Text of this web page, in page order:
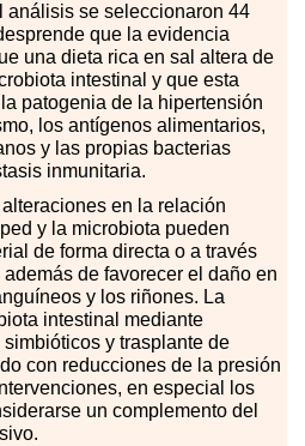
análisis se seleccionaron 44
que la evidencia
una dieta rica en sal altera de
intestinal y que esta
patogenia de la hipertensión
los antígenos alimentarios,
y las propias bacterias
inmunitaria.
alteraciones en la relación
y la microbiota pueden
de forma directa o a través
de favorecer el daño en
y los riñones. La
intestinal mediante
y trasplante de
con reducciones de la presión
en especial los
un complemento del